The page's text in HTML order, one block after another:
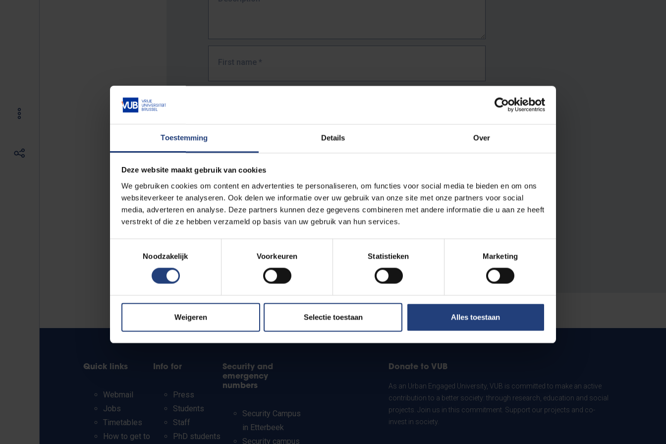
Toestemming Details Over
Deze website maakt gebruik van cookies
We gebruiken cookies om content en advertenties te personaliseren, om functies voor social media te bieden en om ons
websiteverkeer te analyseren. Ook delen we informatie over uw gebruik van onze site met onze partners voor social
media, adverteren en analyse. Deze partners kunnen deze gegevens combineren met andere informatie die u aan ze heeft
verstrekt of die ze hebben verzameld op basis van uw gebruik van hun services.
Noodzakelijk
Voorkeuren Statistieken Marketing
Weigeren Selectie toestaan Alles toestaan
First name *
The full URL of the page where you encountered the error.
E.g. https://www.vub.be/nl/studeren-aan-de-vub/alle-opleidingen
Quick links
Webmail
Jobs
Timetables
How to get to
Info for
Press
Students
Staff
PhD students
Security and
emergency
numbers
Security Campus
in Etterbeek
Security campus
Donate to VUB
As an Urban Engaged University, VUB is committed to make an active
contribution to a better society: through research, education and social
projects. Join us in this commitment. Support our projects and co-
invest in society.